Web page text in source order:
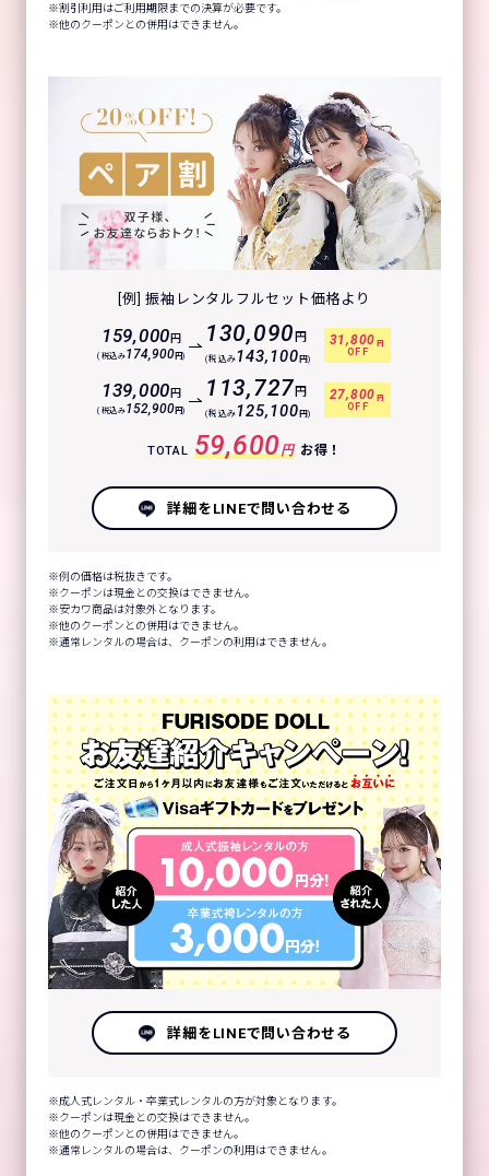
割引利用はご利用期限までの決算が必要です。
他のクーポンとの併用はできません。
[例] 振袖レンタルフルセット価格より
159,000円
(税込み174,900円)
130,090 円
(税込み143,100 円)
31,800 円
OFF
139,000円
(税込み152,900円)
113,727 円
(税込み125,100 円)
27,800 円
OFF
TOTAL 59,600円 お得！
詳細をLINEで問い合わせる
例の価格は税抜きです。
クーポンは現金との交換はできません。
安カワ商品は対象外となります。
他のクーポンとの併用はできません。
通常レンタルの場合は、クーポンの利用はできません。
詳細をLINEで問い合わせる
成人式レンタル・卒業式レンタルの方が対象となります。
クーポンは現金との交換はできません。
他のクーポンとの併用はできません。
通常レンタルの場合は、クーポンの利用はできません。